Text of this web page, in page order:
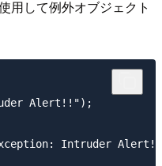
用して例外オブジェクト
Alert!!");
Intruder Alert!!